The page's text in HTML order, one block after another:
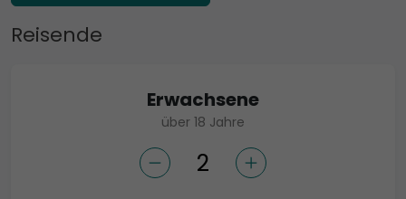
Reisende
Erwachsene
über 18 Jahre